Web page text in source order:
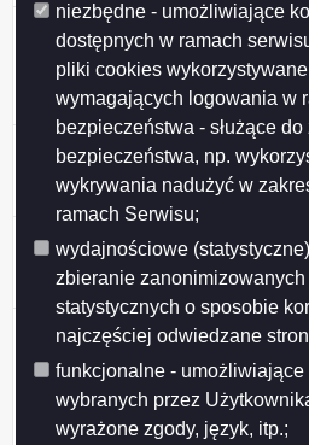
niezbędne - umożliwiające
dostępnych w ramach
pliki cookies wykorzystywane
wymagających logowania w
bezpieczeństwa - służące
bezpieczeństwa, np.
wykrywania nadużyć w
ramach Serwisu;
wydajnościowe
zbieranie
statystycznych o sposobie
najczęściej odwiedzane
funkcjonalne -
wybranych przez
wyrażone zgody, język, itp.;
Przedłużenie konsultacji
Miejskiej w Suwałkach w
warunków i trybu
Mieście Suwałki
Ogłoszenie o konsultacjach
współpracy Miasta Suwałk z
pozarządowymi na 2026 rok
Ogłoszenie o konsultacjach
sprawie określenia warunków i
rozwoju sportu w Mieście
Ogłoszenie o konsultacjach
Miejskiej w Suwałkach w
sprawie określenia zasad,
pozbawiania oraz rodzaju i
sportowych oraz nagród i